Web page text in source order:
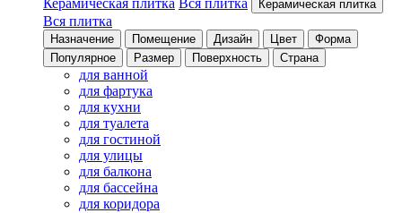
Керамическая плитка Вся плитка Керамическая плитка
Вся плитка
Назначение Помещение Дизайн Цвет
Форма
Популярное
Размер Поверхность Страна
для ванной
для фартука
для кухни
для туалета
для гостиной
для улицы
для балкона
для бассейна
для коридора